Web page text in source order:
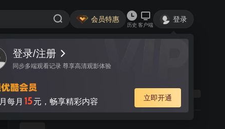
会员特惠
历史 客户端
登录
登录/注册
同步多端观看记录 尊享高清观影体验
月每月 15元，畅享精彩内容 立即开通